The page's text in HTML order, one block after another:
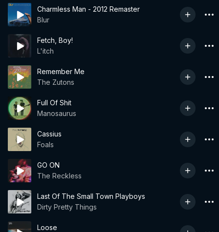
Charmless Man - 2012 Remaster
Blur
Fetch, Boy!
L'itch
Remember Me
The Zutons
Full Of Shit
Manosaurus
Cassius
Foals
GO ON
The Reckless
Last Of The Small Town Playboys
Dirty Pretty Things
Loose